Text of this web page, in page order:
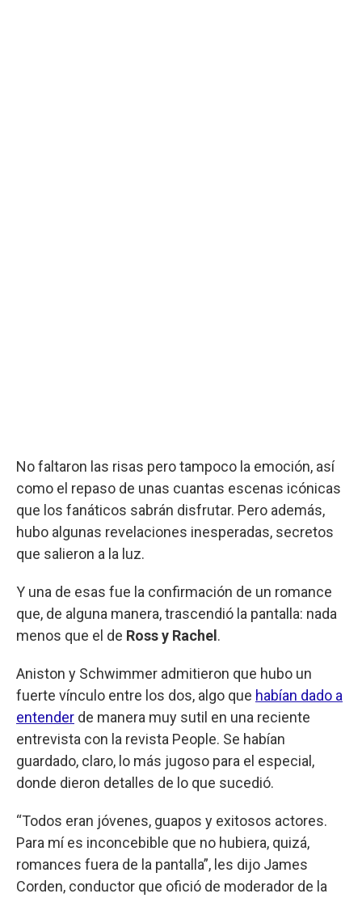
No faltaron las risas pero tampoco la emoción, así
como el repaso de unas cuantas escenas icónicas
que los fanáticos sabrán disfrutar. Pero además,
hubo algunas revelaciones inesperadas, secretos
que salieron a la luz.
Y una de esas fue la confirmación de un romance
que, de alguna manera, trascendió la pantalla: nada
menos que el de Ross y Rachel .
Aniston y Schwimmer admitieron que hubo un
fuerte vínculo entre los dos, algo que habían dado a
entender de manera muy sutil en una reciente
entrevista con la revista People. Se habían
guardado, claro, lo más jugoso para el especial,
donde dieron detalles de lo que sucedió.
“Todos eran jóvenes, guapos y exitosos actores.
Para mí es inconcebible que no hubiera, quizá,
romances fuera de la pantalla”, les dijo James
Corden, conductor que ofició de moderador de la